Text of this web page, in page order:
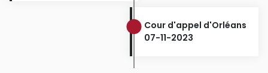
Cour d'appel d'Orléans
07-11-2023